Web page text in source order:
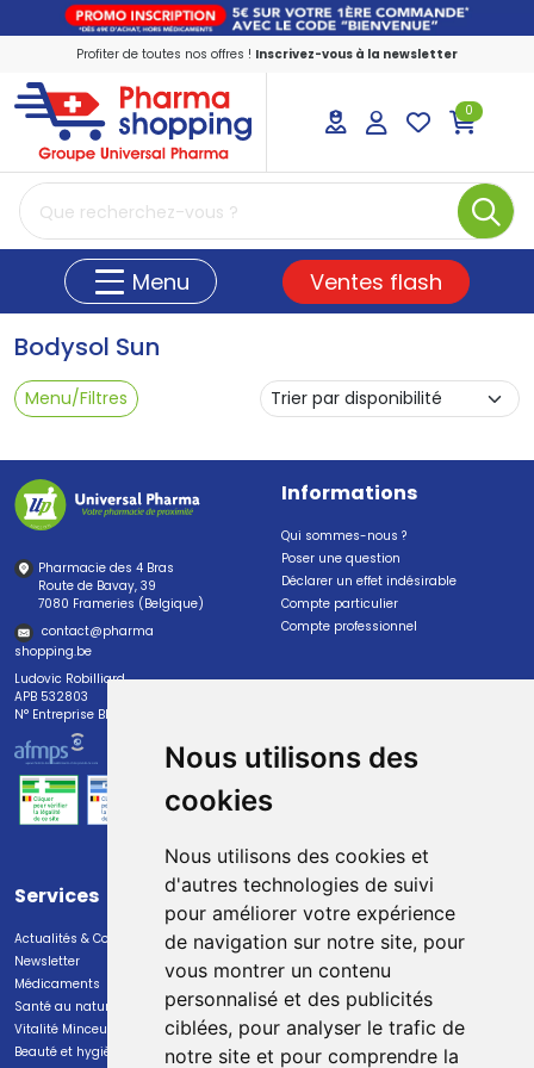
Nous utilisons des
cookies
Nous utilisons des cookies et
d'autres technologies de suivi
pour améliorer votre expérience
de navigation sur notre site, pour
vous montrer un contenu
personnalisé et des publicités
ciblées, pour analyser le trafic de
notre site et pour comprendre la
Profiter de toutes nos offres ! Inscrivez-vous à la newsletter
PharmaShopping Votre pharmacie en
0
Menu Ventes flash
Bodysol Sun
Menu/Filtres
Pharmacie des 4 Bras
Route de Bavay, 39
7080 Frameries (Belgique)
contact@pharma
shopping.be
Ludovic Robilliard
APB 532803
N° Entreprise BE0447.382.113
Informations
Qui sommes-nous ?
Poser une question
Déclarer un effet indésirable
Compte particulier
Compte professionnel
Services
Actualités & Conseils
Newsletter
Médicaments
Santé au naturel
Vitalité Minceur Nutrition
Beauté et hygiène
Paiement
Paiement sécurisé